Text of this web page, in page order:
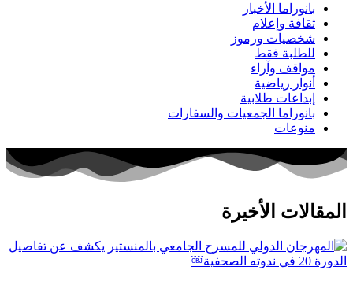
بانوراما الأخبار
ثقافة وإعلام
شخصيات ورموز
للطلبة فقط
مواقف وآراء
أنوار رياضية
إبداعات طلابية
بانوراما الجمعيات والسفارات
منوعات
المقالات الأخيرة